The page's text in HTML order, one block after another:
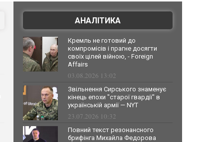
АНАЛІТИКА
Кремль не готовий до
компромісів і прагне досягти
своїх цілей війною, - Foreign
Affairs
03.08.2026 13:02
Звільнення Сирського знаменує
кінець епохи "старої гвардії" в
українській армії — NYT
23.07.2026 10:32
Повний текст резонансного
брифінга Михайла Федорова